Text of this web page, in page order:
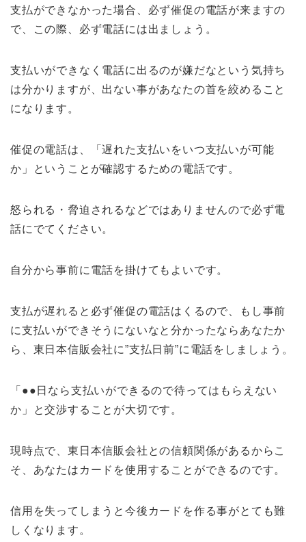
支払ができなかった場合、必ず催促の電話が来ますの
で、この際、必ず電話には出ましょう。
支払いができなく電話に出るのが嫌だなという気持ち
は分かりますが、出ない事があなたの首を絞めること
になります。
催促の電話は、「遅れた支払いをいつ支払いが可能
か」ということが確認するための電話です。
怒られる・脅迫されるなどではありませんので必ず電
話にでてください。
自分から事前に電話を掛けてもよいです。
支払が遅れると必ず催促の電話はくるので、もし事前
に支払いができそうにないなと分かったならあなたか
ら、東日本信販会社に”支払日前”に電話をしましょう。
「●●日なら支払いができるので待ってはもらえない
か」と交渉することが大切です。
現時点で、東日本信販会社との信頼関係があるからこ
そ、あなたはカードを使用することができるのです。
信用を失ってしまうと今後カードを作る事がとても難
しくなります。